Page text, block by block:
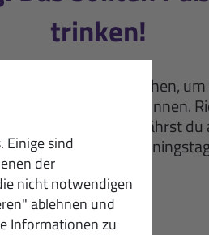
Einige sind
der
nicht notwendigen
ablehnen und
Informationen zu
trinken!
auf dem Rasen stehen,
bestreiten zu können.
wichtig. Hier erfährst
an Spiel- und